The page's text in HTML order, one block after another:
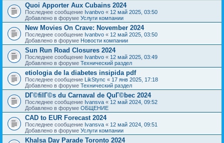
Quoi Apporter Aux Cubains 2024
Последнее сообщение Ivanbvo « 12 май 2025, 03:50
Добавлено в форуме Услуги компании
New Movies On Crave: November 2024
Последнее сообщение Ivanbvo « 12 май 2025, 03:50
Добавлено в форуме Новости компании
Sun Run Road Closures 2024
Последнее сообщение Ivanbvo « 12 май 2025, 03:49
Добавлено в форуме Технический раздел
etiologia de la diabetes insipida pdf
Последнее сообщение LikStync « 17 янв 2025, 17:18
Добавлено в форуме Технический раздел
DГ©filГ©s du Carnaval de QuГ©bec 2024
Последнее сообщение Ivansva « 12 май 2024, 09:52
Добавлено в форуме ОБЩЕНИЕ
CAD to EUR Forecast 2024
Последнее сообщение Ivansva « 12 май 2024, 09:51
Добавлено в форуме Услуги компании
Khalsa Day Parade Toronto 2024